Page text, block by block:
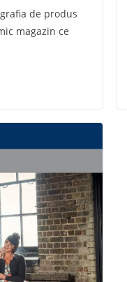
de produs
magazin ce